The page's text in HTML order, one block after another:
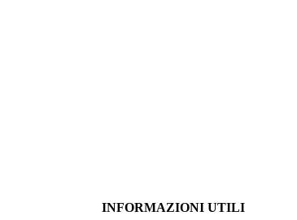
INFORMAZIONI UTILI